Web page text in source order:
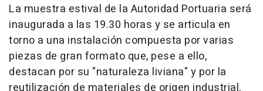
La muestra estival de la Autoridad Portuaria será
inaugurada a las 19.30 horas y se articula en
torno a una instalación compuesta por varias
piezas de gran formato que, pese a ello,
destacan por su "naturaleza liviana" y por la
reutilización de materiales de origen industrial.